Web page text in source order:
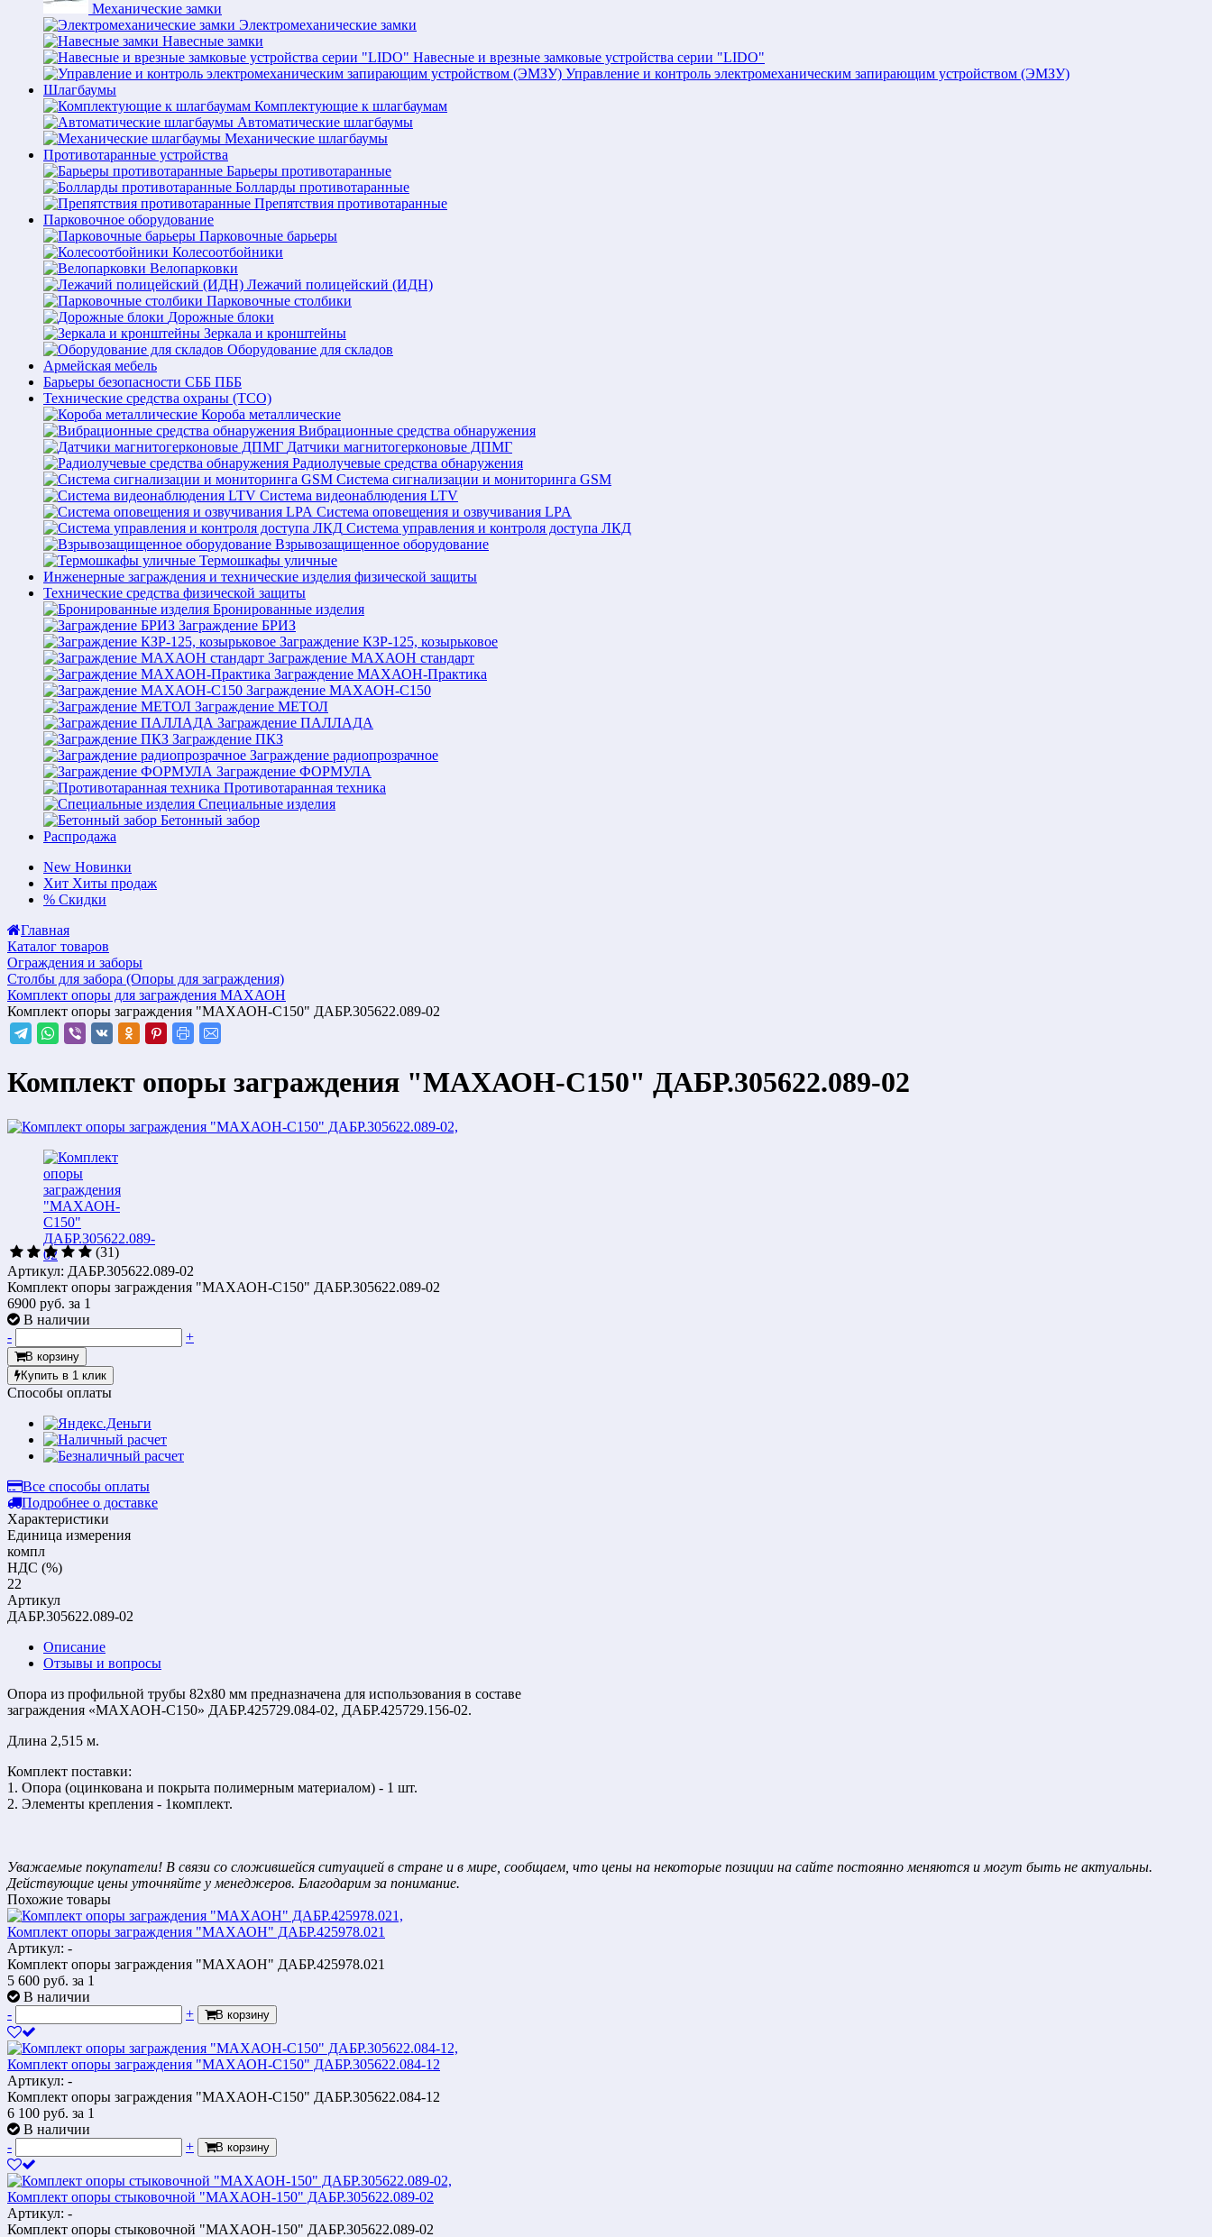
Механические замки
Электромеханические замки
Навесные замки
Навесные и врезные замковые устройства серии "LIDO"
Управление и контроль электромеханическим запирающим устройством (ЭМЗУ)
Шлагбаумы
Комплектующие к шлагбаумам
Автоматические шлагбаумы
Механические шлагбаумы
Противотаранные устройства
Барьеры противотаранные
Болларды противотаранные
Препятствия противотаранные
Парковочное оборудование
Парковочные барьеры
Колесоотбойники
Велопарковки
Лежачий полицейский (ИДН)
Парковочные столбики
Дорожные блоки
Зеркала и кронштейны
Оборудование для складов
Армейская мебель
Барьеры безопасности СББ ПББ
Технические средства охраны (ТСО)
Короба металлические
Вибрационные средства обнаружения
Датчики магнитогерконовые ДПМГ
Радиолучевые средства обнаружения
Система сигнализации и мониторинга GSM
Система видеонаблюдения LTV
Система оповещения и озвучивания LPA
Система управления и контроля доступа ЛКД
Взрывозащищенное оборудование
Термошкафы уличные
Инженерные заграждения и технические изделия физической защиты
Технические средства физической защиты
Бронированные изделия
Заграждение БРИЗ
Заграждение КЗР-125, козырьковое
Заграждение МАХАОН стандарт
Заграждение МАХАОН-Практика
Заграждение МАХАОН-С150
Заграждение МЕТОЛ
Заграждение ПАЛЛАДА
Заграждение ПКЗ
Заграждение радиопрозрачное
Заграждение ФОРМУЛА
Противотаранная техника
Специальные изделия
Бетонный забор
Распродажа
New Новинки
Хит Хиты продаж
% Скидки
Главная
Каталог товаров
Ограждения и заборы
Столбы для забора (Опоры для заграждения)
Комплект опоры для заграждения МАХАОН
Комплект опоры заграждения "МАХАОН-С150" ДАБР.305622.089-02
Комплект опоры заграждения "МАХАОН-С150" ДАБР.305622.089-02
(31)
Артикул: ДАБР.305622.089-02
Комплект опоры заграждения "МАХАОН-С150" ДАБР.305622.089-02
6900 руб. за 1
В наличии
-
+
В корзину
Купить в 1 клик
Способы оплаты
Все способы оплаты
Подробнее о доставке
Характеристики
Единица измерения
компл
НДС (%)
22
Артикул
ДАБР.305622.089-02
Описание
Отзывы и вопросы
Опора из профильной трубы 82х80 мм предназначена для использования в составе
заграждения «МАХАОН-С150» ДАБР.425729.084-02, ДАБР.425729.156-02.
Длина 2,515 м.
Комплект поставки:
1. Опора (оцинкована и покрыта полимерным материалом) - 1 шт.
2. Элементы крепления - 1комплект.
Уважаемые покупатели! В связи со сложившейся ситуацией в стране и в мире, сообщаем, что цены на некоторые позиции на сайте постоянно меняются и могут быть не актуальны.
Действующие цены уточняйте у менеджеров. Благодарим за понимание.
Похожие товары
Комплект опоры заграждения "МАХАОН" ДАБР.425978.021
Артикул: -
Комплект опоры заграждения "МАХАОН" ДАБР.425978.021
5 600 руб. за 1
В наличии
-
+ В корзину
Комплект опоры заграждения "МАХАОН-С150" ДАБР.305622.084-12
Артикул: -
Комплект опоры заграждения "МАХАОН-С150" ДАБР.305622.084-12
6 100 руб. за 1
В наличии
-
+ В корзину
Комплект опоры стыковочной "МАХАОН-150" ДАБР.305622.089-02
Артикул: -
Комплект опоры стыковочной "МАХАОН-150" ДАБР.305622.089-02